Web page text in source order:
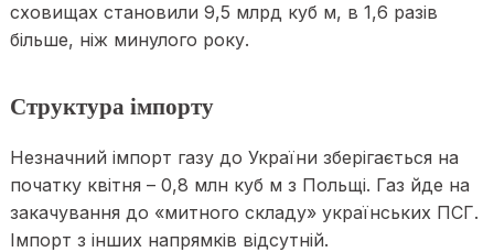
сховищах становили 9,5 млрд куб м, в 1,6 разів
більше, ніж минулого року.
Структура імпорту
Незначний імпорт газу до України зберігається на
початку квітня – 0,8 млн куб м з Польщі. Газ йде на
закачування до «митного складу» українських ПСГ.
Імпорт з інших напрямків відсутній.